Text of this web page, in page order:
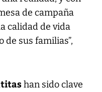
de campaña
calidad de vida
de sus familias”,
han sido clave